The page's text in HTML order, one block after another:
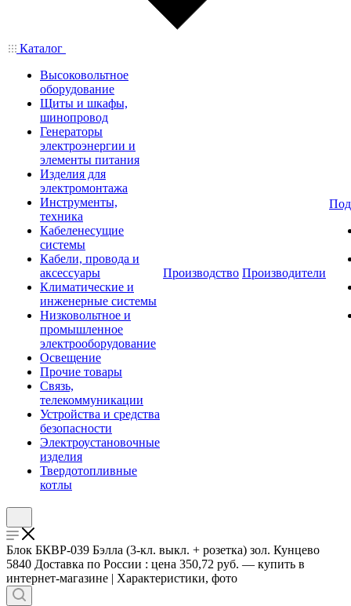
Каталог
Высоковольтное
оборудование
Щиты и шкафы,
шинопровод
Генераторы
электроэнергии и
элементы питания
Изделия для
электромонтажа
Инструменты,
техника
Кабеленесущие
системы
Кабели, провода и
аксессуары
Климатические и
инженерные системы
Низковольтное и
промышленное
электрооборудование
Освещение
Прочие товары
Связь,
телекоммуникации
Устройства и средства
безопасности
Электроустановочные
изделия
Твердотопливные
котлы
Производство Производители
Блок БКВР-039 Бэлла (3-кл. выкл. + розетка) зол. Кунцево
5840 Доставка по России : цена 350,72 руб. — купить в
интернет-магазине | Характеристики, фото